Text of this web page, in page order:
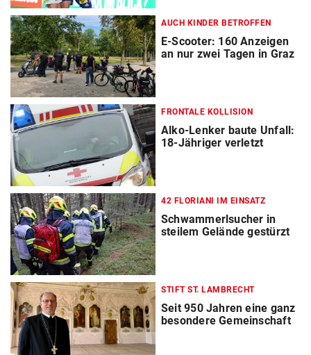
AUCH KINDER BETROFFEN
E-Scooter: 160 Anzeigen
an nur zwei Tagen in Graz
FRONTALE KOLLISION
Alko-Lenker baute Unfall:
18-Jähriger verletzt
42 FLORIANI IM EINSATZ
Schwammerlsucher in
steilem Gelände gestürzt
STIFT ST. LAMBRECHT
Seit 950 Jahren eine ganz
besondere Gemeinschaft